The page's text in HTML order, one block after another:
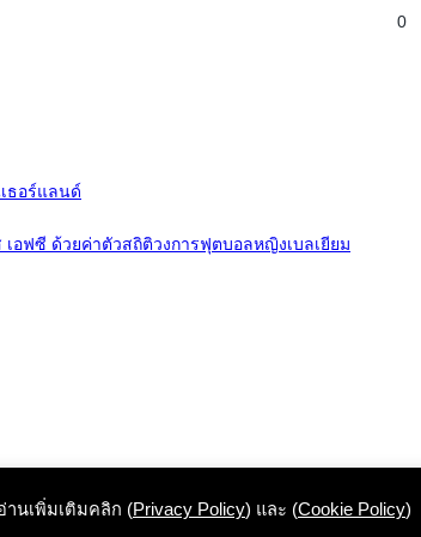
0
ธอร์แลนด์
อฟซี ด้วยค่าตัวสถิติวงการฟุตบอลหญิงเบลเยียม
านเพิ่มเติมคลิก (Privacy Policy) และ (Cookie Policy)